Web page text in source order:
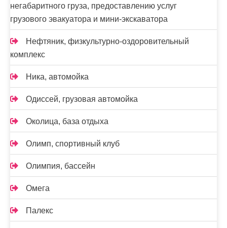
негабаритного груза, предоставлению услуг
грузового эвакуатора и мини-экскаватора
Нефтяник, физкультурно-оздоровительный
комплекс
Ника, автомойка
Одиссей, грузовая автомойка
Околица, база отдыха
Олимп, спортивный клуб
Олимпия, бассейн
Омега
Палекс